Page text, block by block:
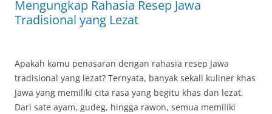
Mengungkap Rahasia Resep Jawa
Tradisional yang Lezat
Apakah kamu penasaran dengan rahasia resep Jawa
tradisional yang lezat? Ternyata, banyak sekali kuliner khas
Jawa yang memiliki cita rasa yang begitu khas dan lezat.
Dari sate ayam, gudeg, hingga rawon, semua memiliki